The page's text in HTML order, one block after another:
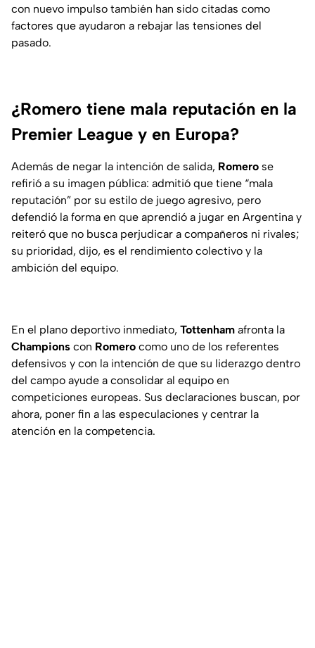
con nuevo impulso también han sido citadas como
factores que ayudaron a rebajar las tensiones del
pasado.
¿Romero tiene mala reputación en la
Premier League y en Europa?
Además de negar la intención de salida, Romero se
refirió a su imagen pública: admitió que tiene “mala
reputación” por su estilo de juego agresivo, pero
defendió la forma en que aprendió a jugar en Argentina y
reiteró que no busca perjudicar a compañeros ni rivales;
su prioridad, dijo, es el rendimiento colectivo y la
ambición del equipo.
En el plano deportivo inmediato, Tottenham afronta la
Champions con Romero como uno de los referentes
defensivos y con la intención de que su liderazgo dentro
del campo ayude a consolidar al equipo en
competiciones europeas. Sus declaraciones buscan, por
ahora, poner fin a las especulaciones y centrar la
atención en la competencia.